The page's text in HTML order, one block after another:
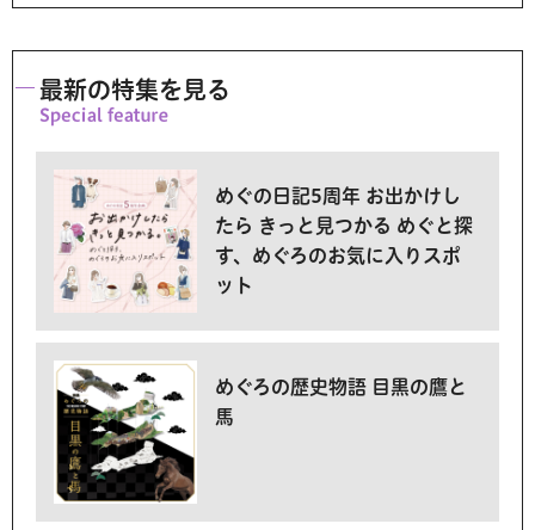
最新の特集を見る
めぐの日記5周年 お出かけし
たら きっと見つかる めぐと探
す、めぐろのお気に入りスポ
ット
めぐろの歴史物語 目黒の鷹と
馬